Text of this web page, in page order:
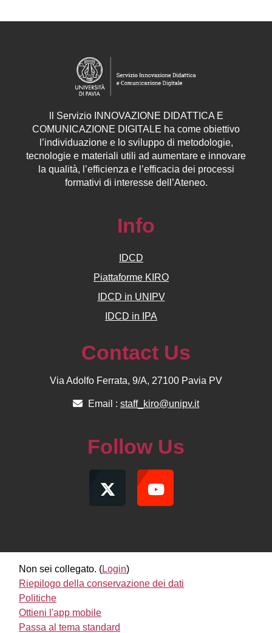
Servizio INNOVAZIONE DIDATTICA E
COMUNICAZIONE DIGITALE ha come obiettivo
l’individuazione e lo sviluppo di metodologie,
tecnologie e materiali utili ad aumentare e innovare
la qualità, l’efficienza e l’efficacia dei processi
formativi di interesse dell’Ateneo.
Info
IDCD
Piattaforme KIRO
IDCD in UNIPV
IDCD in IPA
Contact Us
Via Adolfo Ferrata, 9/A, 27100 Pavia PV
Email : staff_kiro@unipv.it
Follow Us
Non sei collegato. (Login)
Riepilogo della conservazione dei dati
Politiche
Ottieni l'app mobile
Passa al tema standard